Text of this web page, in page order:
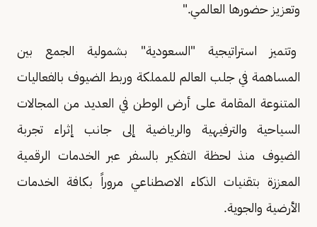
وتعزيز حضورها العالمي."
وتتميز استراتيجية "السعودية" بشمولية الجمع بين
المساهمة في جلب العالم للمملكة وربط الضيوف بالفعاليات
المتنوعة المقامة على أرض الوطن في العديد من المجالات
السياحية والترفيهية والرياضية إلى جانب إثراء تجربة
الضيوف منذ لحظة التفكير بالسفر عبر الخدمات الرقمية
المعززة بتقنيات الذكاء الاصطناعي مروراً بكافة الخدمات
الأرضية والجوية.